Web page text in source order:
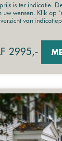
is ter indicatie.
uw wensen. Klik op
van
2995,-